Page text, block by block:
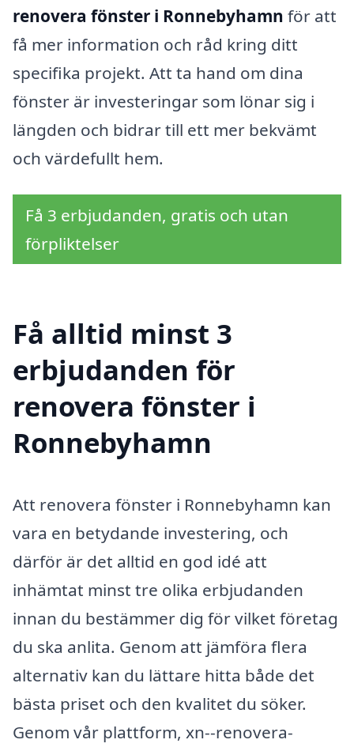
renovera fönster i Ronnebyhamn för att
få mer information och råd kring ditt
specifika projekt. Att ta hand om dina
fönster är investeringar som lönar sig i
längden och bidrar till ett mer bekvämt
och värdefullt hem.
Få 3 erbjudanden, gratis och utan
förpliktelser
Få alltid minst 3
erbjudanden för
renovera fönster i
Ronnebyhamn
Att renovera fönster i Ronnebyhamn kan
vara en betydande investering, och
därför är det alltid en god idé att
inhämtat minst tre olika erbjudanden
innan du bestämmer dig för vilket företag
du ska anlita. Genom att jämföra flera
alternativ kan du lättare hitta både det
bästa priset och den kvalitet du söker.
Genom vår plattform, xn--renovera-